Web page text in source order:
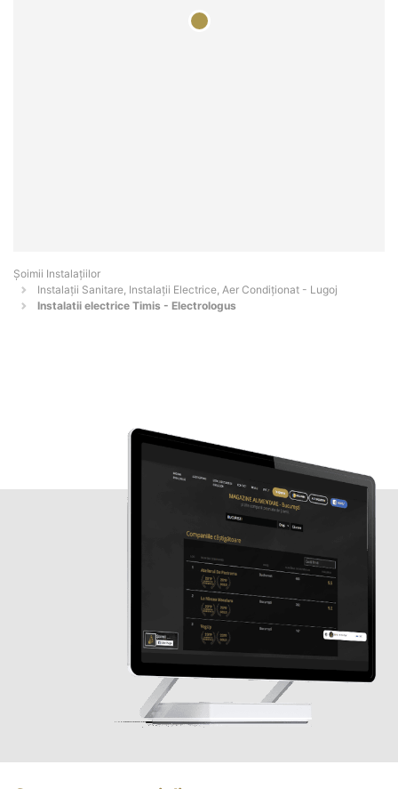
Şoimii Instalaţiilor
Instalații Sanitare, Instalații Electrice, Aer Condiționat - Lugoj
Instalatii electrice Timis - Electrologus